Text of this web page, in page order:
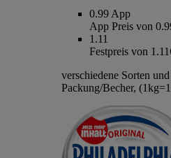
0.99 App
App Preis von
1.11
Festpreis von
verschiedene Sorten
Packung/Becher,